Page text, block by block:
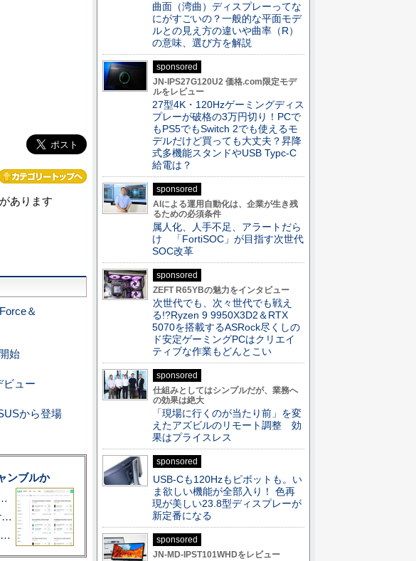
あります
＆
始
ビュー
から登場
ンブルか
、ステーブルコイン企業に10億円投資のワケ
あこがれの旗艦モバイルノートPC最新モデル=「ThinkPad X1 Carbon Gen 14 Aura Edition」実機レビュー
ハッセルブラッド搭載の頂上カメラ・スマホ「OPPO Find X9 Ultra」実写レビュー=プロが本気で徹底撮影しました!!
曲面（湾曲）ディスプレーってな
にがすごいの？一般的な平面モデ
ルとの見え方の違いや曲率（R）
の意味、選び方を解説
sponsored
JN-IPS27G120U2 価格.com限定モデ
ルをレビュー
27型4K・120Hzゲーミングディス
プレーが破格の3万円切り！PCで
もPS5でもSwitch 2でも使えるモ
デルだけど買っても大丈夫？昇降
式多機能スタンドやUSB Typc-C
給電は？
sponsored
AIによる運用自動化は、企業が生き残
るための必須条件
属人化、人手不足、アラートだら
け 「FortiSOC」が目指す次世代
SOC改革
sponsored
ZEFT R65YBの魅力をインタビュー
次世代でも、次々世代でも戦え
る!?Ryzen 9 9950X3D2＆RTX
5070を搭載するASRock尽くしの
ド安定ゲーミングPCはクリエイ
ティブな作業もどんとこい
sponsored
仕組みとしてはシンプルだが、業務へ
の効果は絶大
「現場に行くのが当たり前」を変
えたアズビルのリモート調整 効
果はプライスレス
sponsored
USB-Cも120Hzもピボットも。い
ま欲しい機能が全部入り！ 色再
現が美しい23.8型ディスプレーが
新定番になる
sponsored
JN-MD-IPST101WHDをレビュー